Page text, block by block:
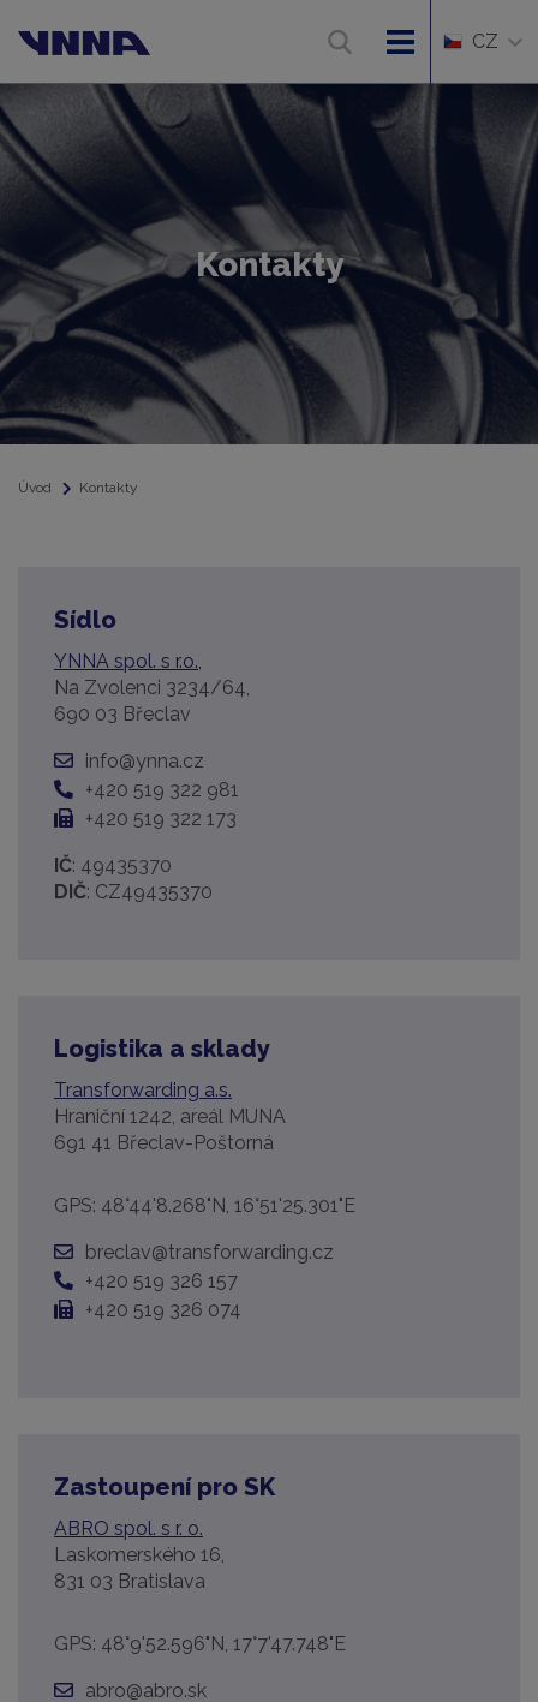
CZ
Kontakty
Úvod Kontakty
Sídlo
YNNA spol. s r.o.,
Na Zvolenci 3234/64,
690 03 Břeclav
info@ynna.cz
+420 519 322 981
+420 519 322 173
IČ: 49435370
DIČ: CZ49435370
Logistika a sklady
Transforwarding a.s.
Hraniční 1242, areál MUNA
691 41 Břeclav-Poštorná
GPS: 48°44'8.268"N, 16°51'25.301"E
breclav@transforwarding.cz
+420 519 326 157
+420 519 326 074
Zastoupení pro SK
ABRO spol. s r. o.
Laskomerského 16,
831 03 Bratislava
GPS: 48°9'52.596"N, 17°7'47.748"E
abro@abro.sk